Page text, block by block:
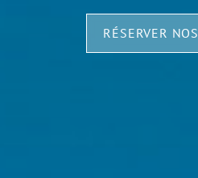
RÉSERVER